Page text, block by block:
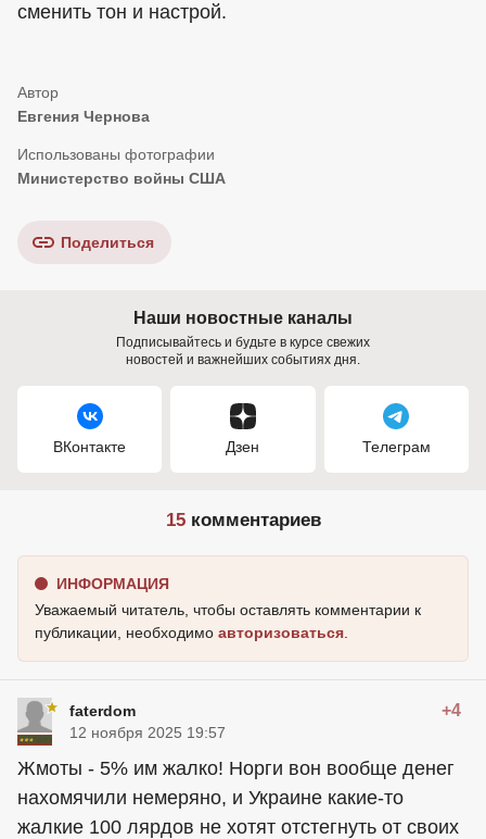
сменить тон и настрой.
Евгения Чернова
Министерство войны США
Поделиться
Наши новостные каналы
Подписывайтесь и будьте в курсе свежих
новостей и важнейших событиях дня.
ВКонтакте Дзен Телеграм
15комментариев
ИНФОРМАЦИЯ
Уважаемый читатель, чтобы оставлять комментарии к
публикации, необходимо авторизоваться
faterdom +4
12 ноября 2025 19:57
Жмоты - 5% им жалко! Норги вон вообще денег
нахомячили немеряно, и Украине какие-то
жалкие 100 лярдов не хотят отстегнуть от своих